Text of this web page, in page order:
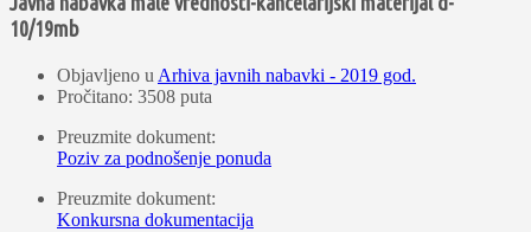
10/19mb
Objavljeno u Arhiva javnih nabavki - 2019 god.
Pročitano: 3508 puta
Preuzmite dokument:
Poziv za podnošenje ponuda
Preuzmite dokument:
Konkursna dokumentacija